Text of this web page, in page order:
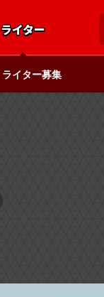
ライター
ライター募集